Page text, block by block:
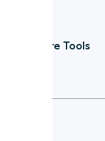
Primäre Tools